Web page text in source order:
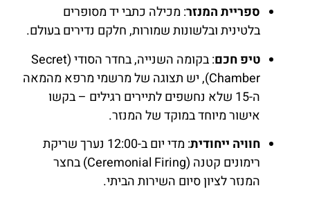
ספריית המנזר: מכילה כתבי יד מסופרים
בלטינית ובלשונות שמורות, חלקם נדירים בעולם.
טיפ חכם
: בקומה השנייה, בחדר הסודי (Secret
Chamber), יש תצוגה של מרשמי מרפא מהמאה
ה-15 שלא נחשפים לתיירים רגילים – בקשו
אישור מיוחד במוקד של המנזר.
חוויה ייחודית
: מדי יום ב-12:00 נערך שריקת
רימונים קטנה (Ceremonial Firing) בחצר
המנזר לציון סיום השירות הביתי.